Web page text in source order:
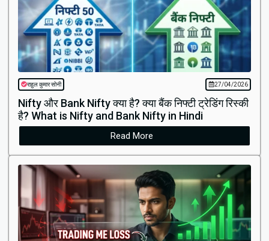
राहुल कुमार सोनी 27/04/2026
Nifty और Bank Nifty क्या है? क्या बैंक निफ्टी ट्रेडिंग रिस्की
है? What is Nifty and Bank Nifty in Hindi
Read More